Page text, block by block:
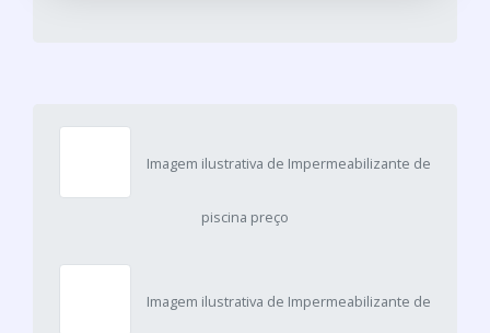
Imagem ilustrativa de Impermeabilizante de
piscina preço
Imagem ilustrativa de Impermeabilizante de